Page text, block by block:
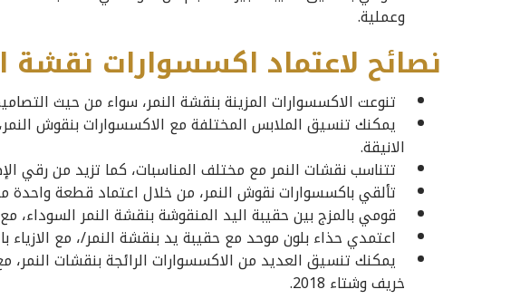
وعملية.
نصائح لاعتماد اكسسوارات نقشة
تنوعت الاكسسوارات المزينة بنقشة النمر، سواء من حيث
يمكنك تنسيق الملابس المختلفة مع الاكسسوارات بنقوش النمر،
الانيقة.
تتناسب نقشات النمر مع مختلف المناسبات، كما تزيد من رقي
تألقي باكسسوارات نقوش النمر، من خلال اعتماد قطعة واحدة
قومي بالمزج بين حقيبة اليد المنقوشة بنقشة النمر السوداء،
اعتمدي حذاء بلون موحد مع حقيبة يد بنقشة النمر/، مع الازياء
يمكنك تنسيق العديد من الاكسسوارات الرائجة بنقشات
خريف وشتاء 2018.